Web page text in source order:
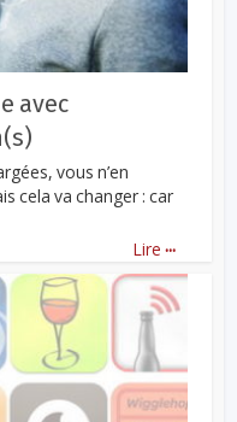
avec
vous n’en
cela va changer : car
Lire ...